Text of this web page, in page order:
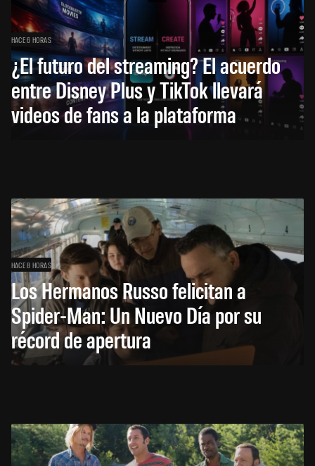
HACE 6 HORAS
¿El futuro del streaming? El acuerdo
entre Disney Plus y TikTok llevará
videos de fans a la plataforma
HACE 8 HORAS
Los Hermanos Russo felicitan a
Spider-Man: Un Nuevo Día por su
récord de apertura